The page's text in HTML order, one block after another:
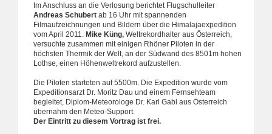
Im Anschluss an die Verlosung berichtet Flugschulleiter
Andreas Schubert ab 16 Uhr mit spannenden
Filmaufzeichnungen und Bildern über die Himalajaexpedition
vom April 2011.
Mike Küng, Weltrekordhalter aus Österreich,
versuchte zusammen mit einigen Rhöner Piloten in der
höchsten Thermik der Welt, an der Südwand des 8501m hohen
Lothse, einen Höhenweltrekord aufzustellen.
Die Piloten starteten auf 5500m. Die Expedition wurde vom
Expeditionsarzt Dr. Moritz Dau und einem Fernsehteam
begleitet, Diplom-Meteorologe Dr. Karl Gabl aus Österreich
übernahm den Meteo-Support.
Der Eintritt zu diesem Vortrag ist frei.